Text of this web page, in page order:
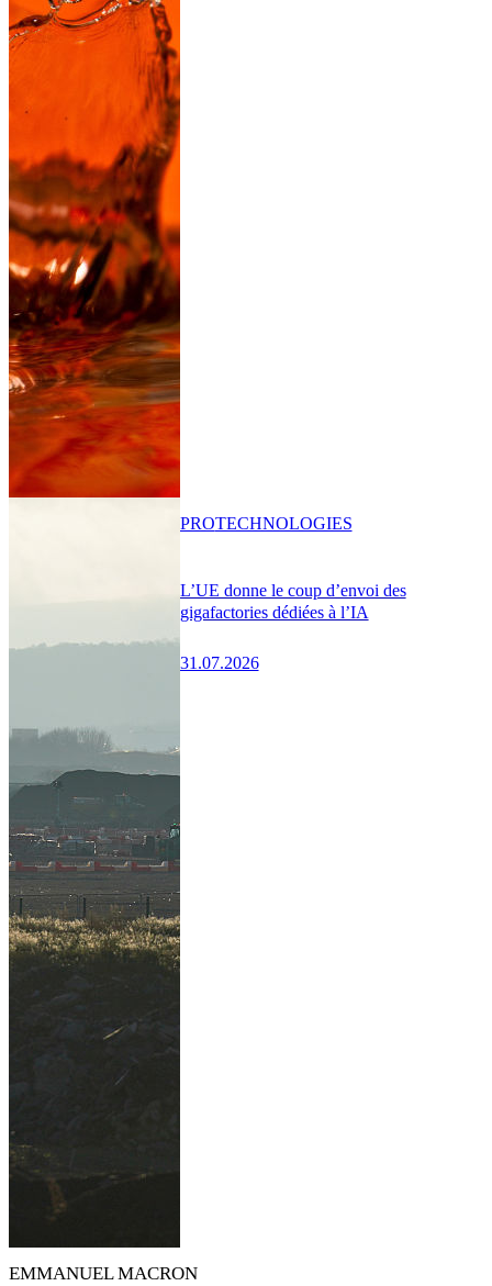
L’UE donne le coup d’envoi des
gigafactories dédiées à l’IA
31.07.2026
PROTECHNOLOGIES
EMMANUEL MACRON